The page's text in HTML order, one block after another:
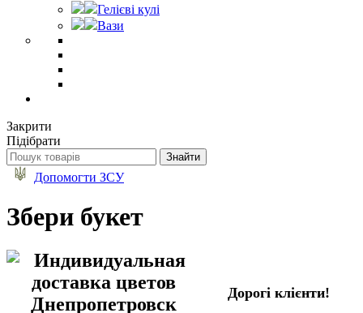
Гелієві кулі
Вази
Закрити
Підібрати
Допомогти ЗСУ
Збери букет
Дорогі клієнти!